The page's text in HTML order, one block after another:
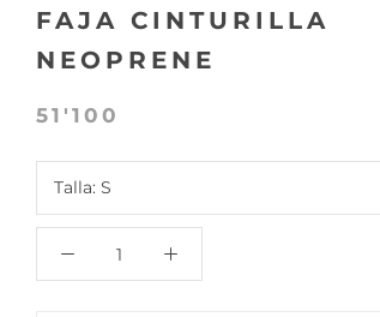
FAJA CINTURILLA
NEOPRENE
51'100
Talla: S